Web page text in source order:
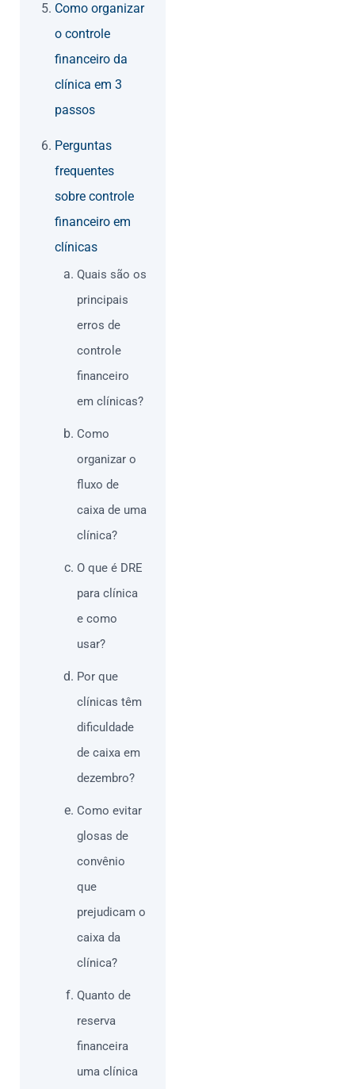
Como organizar
o controle
financeiro da
clínica em 3
passos
Perguntas
frequentes
sobre controle
financeiro em
clínicas
Quais são os
principais
erros de
controle
financeiro
em clínicas?
Como
organizar o
fluxo de
caixa de uma
clínica?
O que é DRE
para clínica
e como
usar?
Por que
clínicas têm
dificuldade
de caixa em
dezembro?
Como evitar
glosas de
convênio
que
prejudicam o
caixa da
clínica?
Quanto de
reserva
financeira
uma clínica